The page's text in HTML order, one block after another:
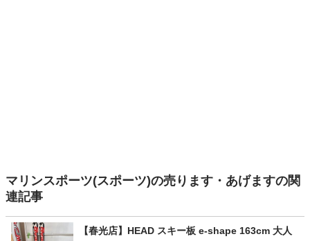
マリンスポーツ(スポーツ)の売ります・あげますの関
連記事
【春光店】HEAD スキー板 e-shape 163cm 大人